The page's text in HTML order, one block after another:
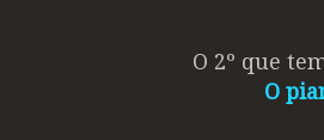
O 2º que
O